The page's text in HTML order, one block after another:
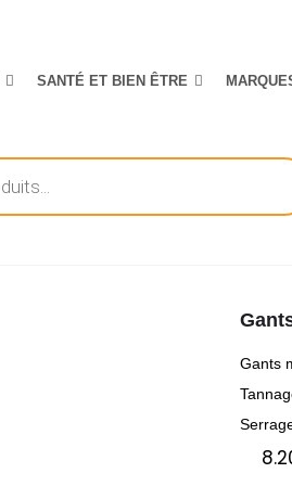
SANTÉ ET BIEN ÊTRE
Gants